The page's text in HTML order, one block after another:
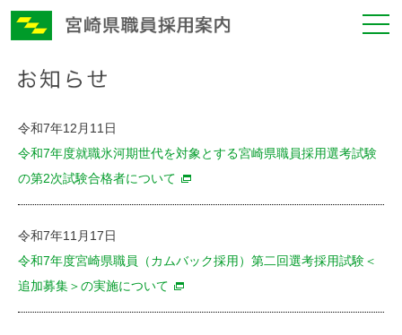
令和7年12月11日
令和7年度就職氷河期世代を対象とする宮崎県職員採用選考試験
の第2次試験合格者について
令和7年11月17日
令和7年度宮崎県職員（カムバック採用）第二回選考採用試験＜
追加募集＞の実施について